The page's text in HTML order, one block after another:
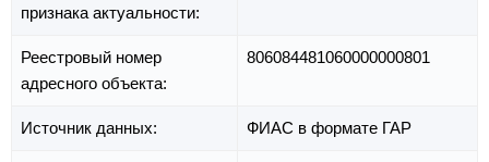
признака актуальности:
Реестровый номер
адресного объекта:
806084481060000000801
Источник данных: ФИАС в формате ГАР